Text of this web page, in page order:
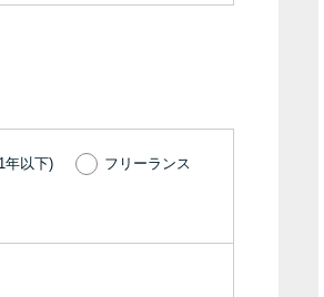
銀行カードローンを選ぶべき4つ
年以下) フリーランス